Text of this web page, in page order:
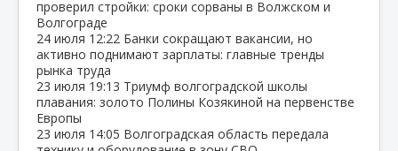
проверил стройки: сроки сорваны в Волжском и
Волгограде
24 июля 12:22 Банки сокращают вакансии, но
активно поднимают зарплаты: главные тренды
рынка труда
23 июля 19:13 Триумф волгоградской школы
плавания: золото Полины Козякиной на первенстве
Европы
23 июля 14:05 Волгоградская область передала